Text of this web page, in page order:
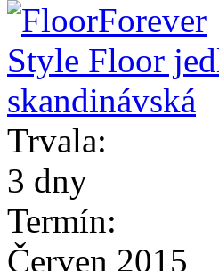
Trvala:
3 dny
Termín:
Červen 2015